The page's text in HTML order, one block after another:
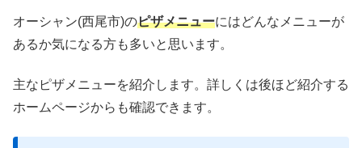
オーシャン(西尾市)のピザメニューにはどんなメニューが
あるか気になる方も多いと思います。
主なピザメニューを紹介します。詳しくは後ほど紹介する
ホームページからも確認できます。